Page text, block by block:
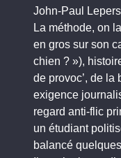
John-Paul
La méthode, on
en gros sur son
chien ? »),
de provoc’, de la
exigence
regard anti-flic
un étudiant
balancé